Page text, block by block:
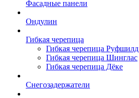
Фасадные панели
Ондулин
Гибкая черепица
Гибкая черепица Руфшилд
Гибкая черепица Шинглас
Гибкая черепица Дёке
Снегозадержатели